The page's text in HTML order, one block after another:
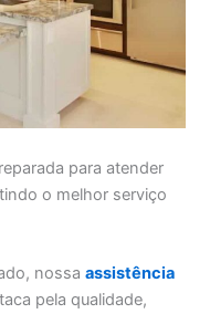
para atender
o melhor serviço
nossaassistência
pela qualidade,